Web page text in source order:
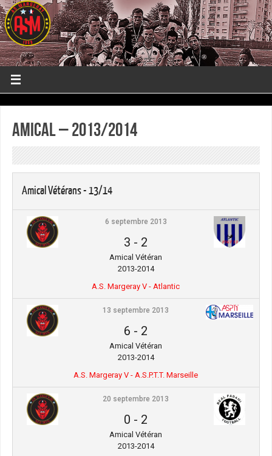
Amical – 2013/2014
Amical Vétérans - 13/14
6 septembre 2013
3 - 2
Amical Vétéran
2013-2014
A.S. Margeray V - Atlantic
13 septembre 2013
6 - 2
Amical Vétéran
2013-2014
A.S. Margeray V - A.S.P.T.T. Marseille
20 septembre 2013
0 - 2
Amical Vétéran
2013-2014